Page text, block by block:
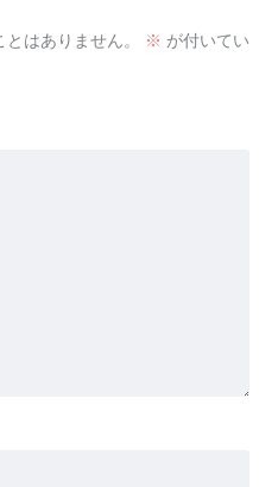
はありません。 ※ が付いてい